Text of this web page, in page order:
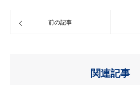
前の記事
関連記事